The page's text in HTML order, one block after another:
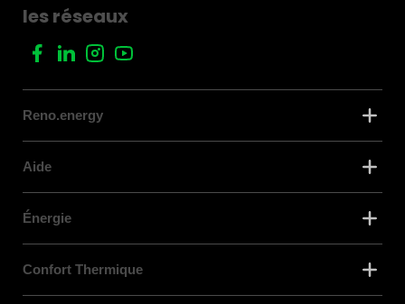
les réseaux
Reno.energy
Aide
Énergie
Confort Thermique